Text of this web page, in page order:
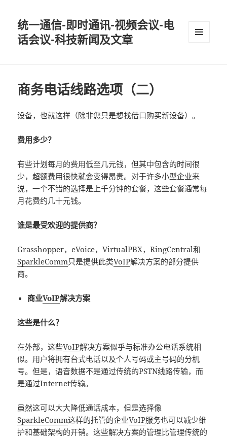
统一通信-即时通讯-视频会议-电
话会议-科技新闻及文章
商务电话线路选项（二）
设备，也就这样（除非您只是想找借口购买新设备）。
费用多少？
有些计划每月的费用低至几元钱，但其中包含的时间很
少，超额费用很快就会变得昂贵。对于许多小型企业来
说，一个不错的选择是上千分钟的套餐，这些套餐通常每
月花费约几十元钱。
谁是最受欢迎的提供商？
Grasshopper，eVoice，VirtualPBX，RingCentral和
SparkleComm只是提供此类VoIP解决方案的部分提供
商。
商业VoIP解决方案
这些是什么？
在外部，这些VoIP解决方案似乎与标准办公电话系统相
似。用户将拥有台式电话以及个人号码或主号码的分机
号。但是，语音数据不是通过传统的PSTN线路传输，而
是通过Internet传输。
虽然这可以大大降低通话成本，但是选择像
SparkleComm这样的托管的企业VoIP服务也可以减少维
护和基础架构的开销。这些解决方案的管理比管理传统的